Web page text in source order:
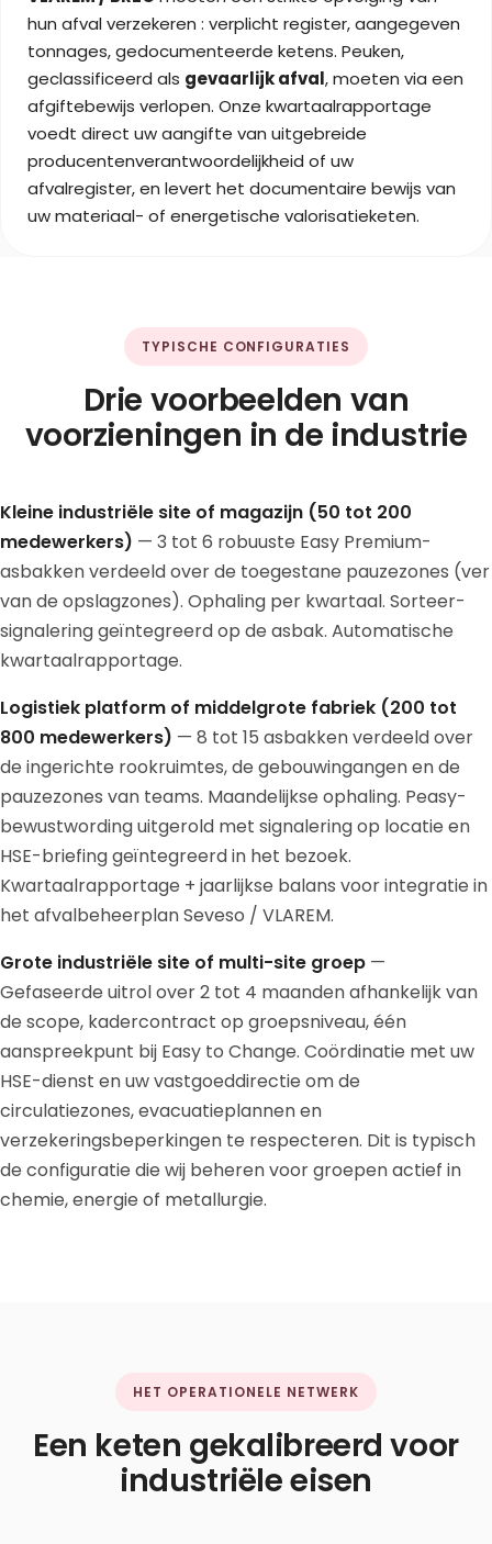
hun afval verzekeren : verplicht register, aangegeven
tonnages, gedocumenteerde ketens. Peuken,
geclassificeerd als gevaarlijk afval, moeten via een
afgiftebewijs verlopen. Onze kwartaalrapportage
voedt direct uw aangifte van uitgebreide
producentenverantwoordelijkheid of uw
afvalregister, en levert het documentaire bewijs van
uw materiaal- of energetische valorisatieketen.
TYPISCHE CONFIGURATIES
Drie voorbeelden van
voorzieningen in de industrie
Kleine industriële site of magazijn (50 tot 200
medewerkers) — 3 tot 6 robuuste Easy Premium-
asbakken verdeeld over de toegestane pauzezones (ver
van de opslagzones). Ophaling per kwartaal. Sorteer-
signalering geïntegreerd op de asbak. Automatische
kwartaalrapportage.
Logistiek platform of middelgrote fabriek (200 tot
800 medewerkers) — 8 tot 15 asbakken verdeeld over
de ingerichte rookruimtes, de gebouwingangen en de
pauzezones van teams. Maandelijkse ophaling. Peasy-
bewustwording uitgerold met signalering op locatie en
HSE-briefing geïntegreerd in het bezoek.
Kwartaalrapportage + jaarlijkse balans voor integratie in
het afvalbeheerplan Seveso / VLAREM.
Grote industriële site of multi-site groep —
Gefaseerde uitrol over 2 tot 4 maanden afhankelijk van
de scope, kadercontract op groepsniveau, één
aanspreekpunt bij Easy to Change. Coördinatie met uw
HSE-dienst en uw vastgoeddirectie om de
circulatiezones, evacuatieplannen en
verzekeringsbeperkingen te respecteren. Dit is typisch
de configuratie die wij beheren voor groepen actief in
chemie, energie of metallurgie.
HET OPERATIONELE NETWERK
Een keten gekalibreerd voor
industriële eisen